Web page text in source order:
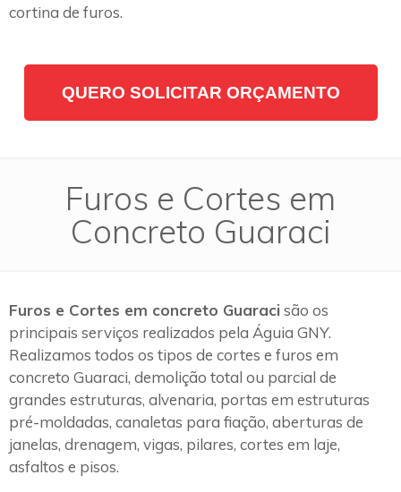
cortina de furos.
QUERO SOLICITAR ORÇAMENTO
Furos e Cortes em
Concreto Guaraci
Furos e Cortes em concreto Guaraci são os
principais serviços realizados pela Águia GNY.
Realizamos todos os tipos de cortes e furos em
concreto Guaraci, demolição total ou parcial de
grandes estruturas, alvenaria, portas em estruturas
pré-moldadas, canaletas para fiação, aberturas de
janelas, drenagem, vigas, pilares, cortes em laje,
asfaltos e pisos.